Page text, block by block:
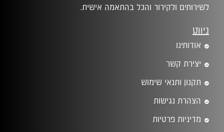
לשירותים ולקירור והכל בהתאמה אישית.
ניווט
אודותינו
יצירת קשר
תקנון ותנאי שימוש
הצהרת נגישות
מדיניות פרטיות